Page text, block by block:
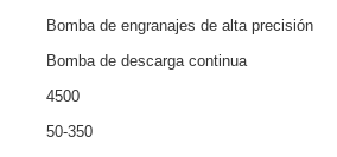
Bomba de engranajes de alta precisión
Bomba de descarga continua
4500
50-350